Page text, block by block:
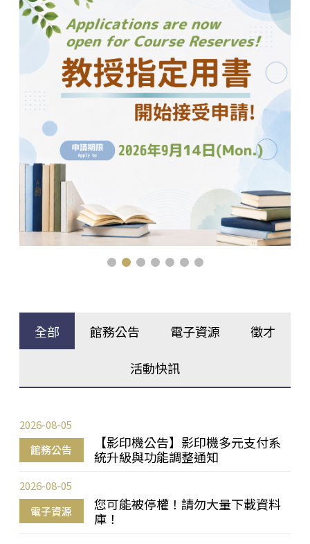
全部 館務公告 電子資源 徵才
活動快訊
館務公告
【影印機公告】影印機多元支付系
統升級與功能調整通知
2026-08-05
電子資源
您可能被停權！請勿大量下載資料
庫！
2026-08-05